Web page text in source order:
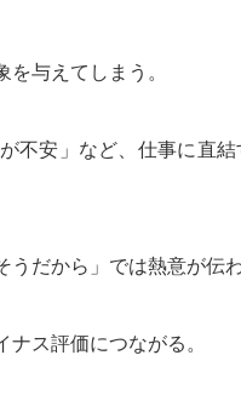
与えてしまう。
不安」など、仕事に直結
だから」では熱意が伝わ
ス評価につながる。